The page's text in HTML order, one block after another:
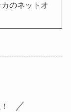
のネットオ